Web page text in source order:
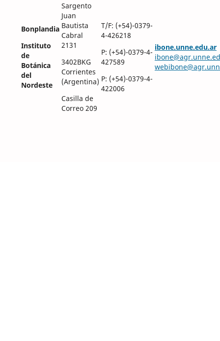
Bonplandia
Instituto
de
Botánica
del
Nordeste
Sargento
Juan
Bautista
Cabral
2131
3402BKG
Corrientes
(Argentina)
Casilla de
Correo 209
T/F: (+54)-0379-
4-426218
P: (+54)-0379-4-
427589
P: (+54)-0379-4-
422006
ibone.unne.edu.ar